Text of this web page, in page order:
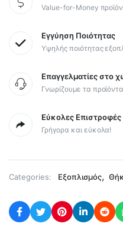
Value-for-Money
Εγγύηση Ποιότητας
Υψηλής ποιότητας
Επαγγελματίες στο
Γνωρίζουμε τα
Εύκολες Επιστροφές
Γρήγορα και εύκολα!
Categories: Εξοπλισμός,